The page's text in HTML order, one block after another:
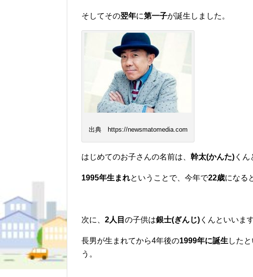
そしてその翌年に第一子が誕生しました。
出典 https://newsmatomedia.com
はじめてのお子さんの名前は、 幹太(かんた) くん
1995年生まれということで、今年で22歳になる
次に、 2人目 の子供は銀士(ぎんじ) くんといいます
長男が生まれてから4年後の1999年に誕生 したと
う。